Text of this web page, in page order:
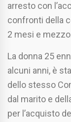
arresto con
confronti della
2 mesi e
La donna 25
alcuni anni, è
dello stesso
dal marito e
per l’acquisto